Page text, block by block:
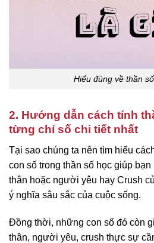
Hiểu đúng về thần
2. Hướng dẫn cách tính
từng chỉ số chi tiết nhất
Tại sao chúng ta nên tìm hiểu
con số trong thần số học giúp
thân hoặc người yêu hay Crush
ý nghĩa sâu sắc của cuộc sống.
Đồng thời, những con số đó còn
thân, người yêu, crush thực sự